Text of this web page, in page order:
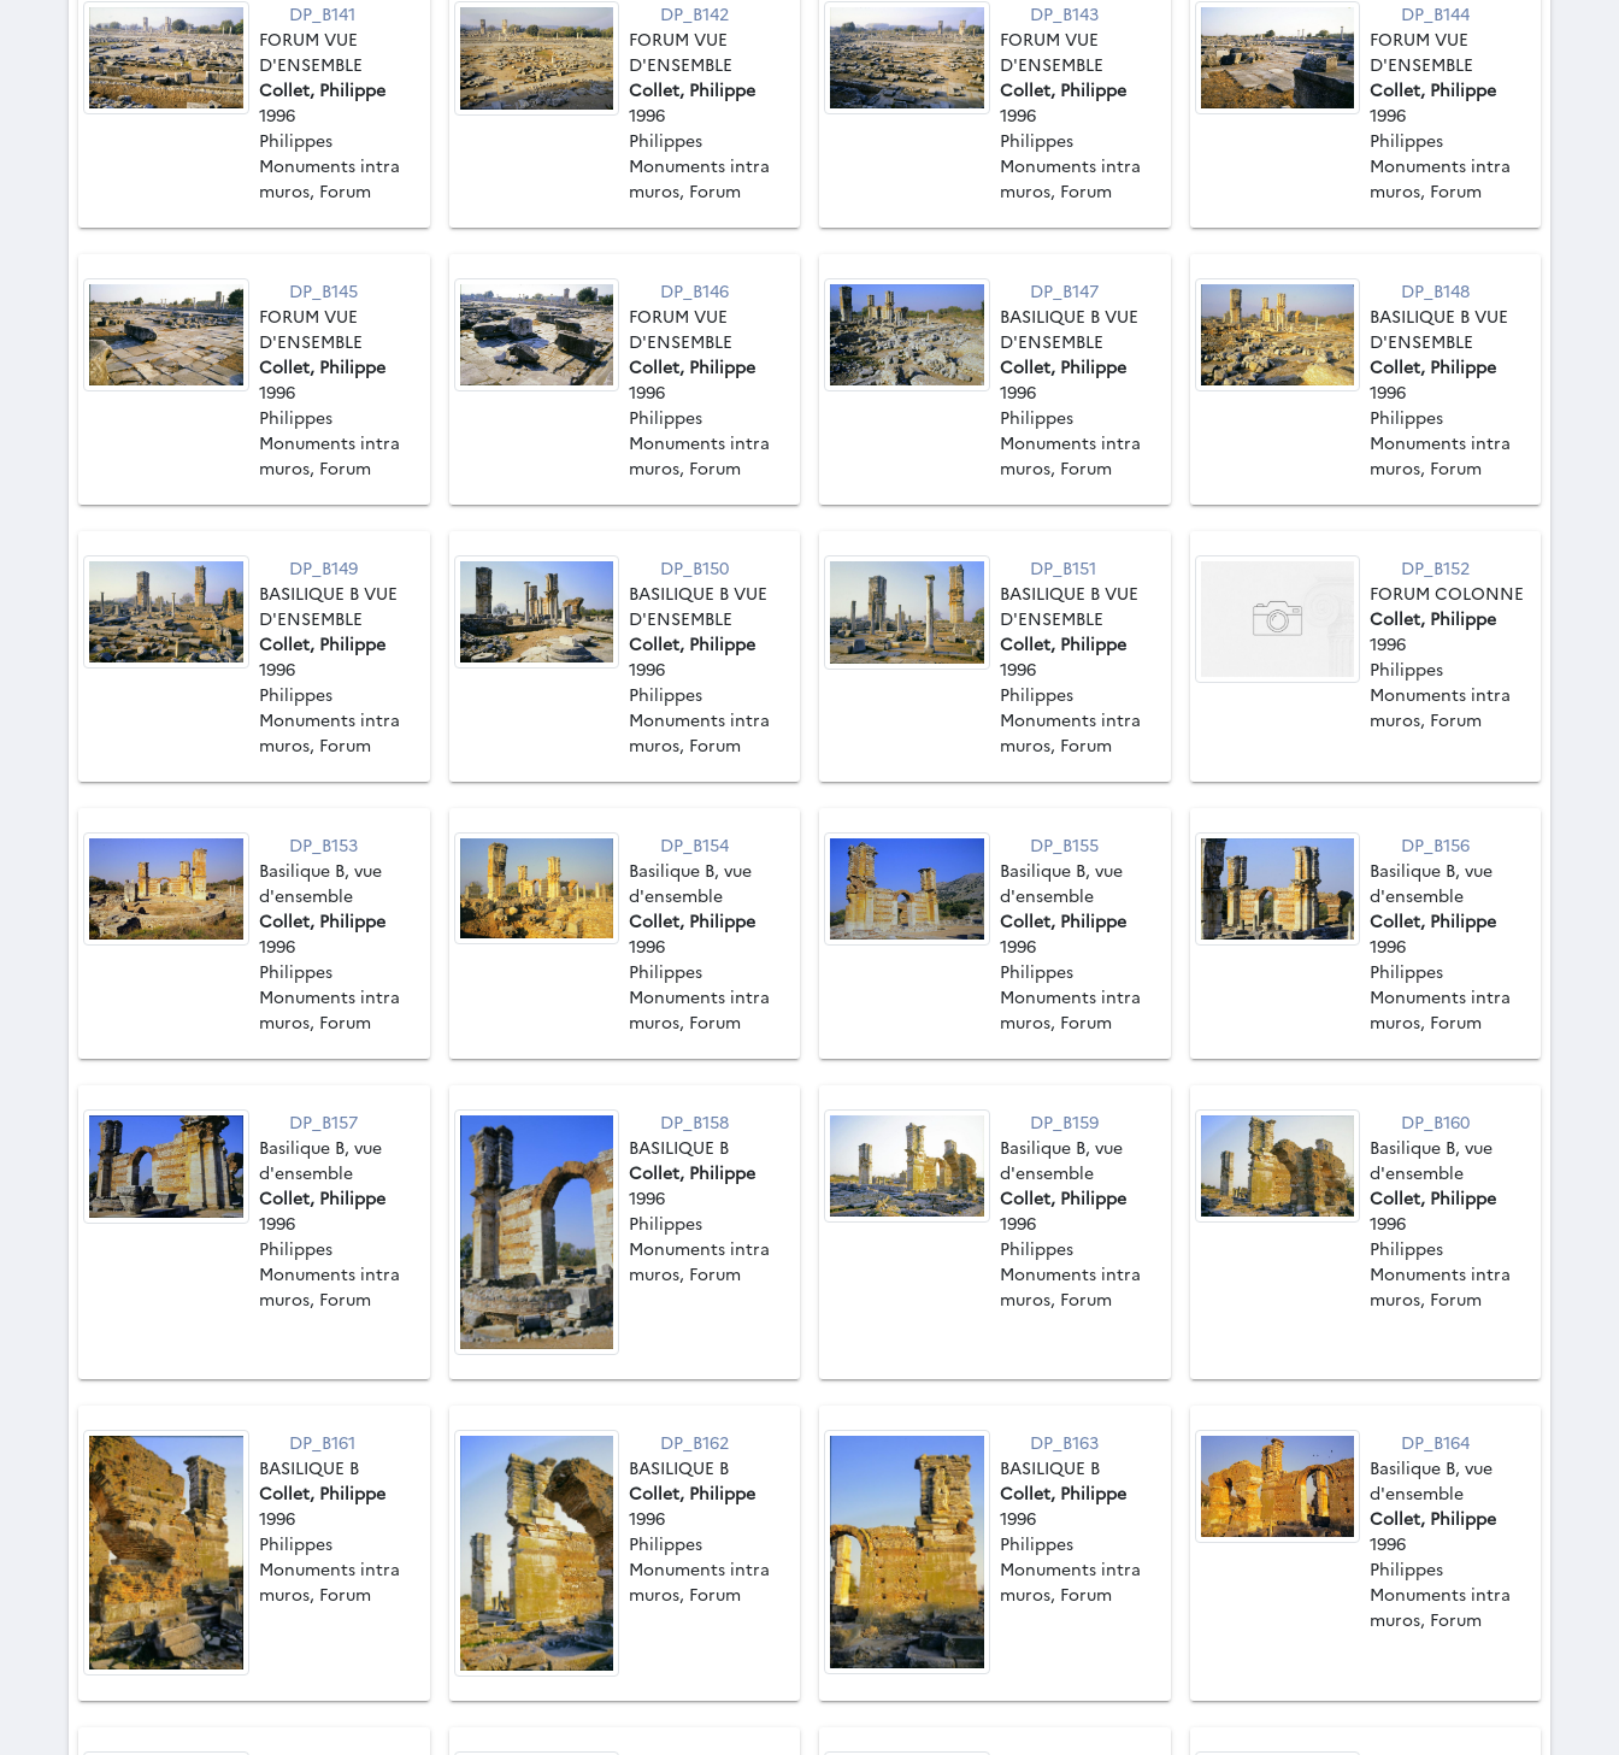
DP_B141
FORUM VUE
D'ENSEMBLE
Collet, Philippe
1996
Philippes
Monuments intra
muros, Forum
DP_B142
FORUM VUE
D'ENSEMBLE
Collet, Philippe
1996
Philippes
Monuments intra
muros, Forum
DP_B143
FORUM VUE
D'ENSEMBLE
Collet, Philippe
1996
Philippes
Monuments intra
muros, Forum
DP_B144
FORUM VUE
D'ENSEMBLE
Collet, Philippe
1996
Philippes
Monuments intra
muros, Forum
DP_B145
FORUM VUE
D'ENSEMBLE
Collet, Philippe
1996
Philippes
Monuments intra
muros, Forum
DP_B146
FORUM VUE
D'ENSEMBLE
Collet, Philippe
1996
Philippes
Monuments intra
muros, Forum
DP_B147
BASILIQUE B VUE
D'ENSEMBLE
Collet, Philippe
1996
Philippes
Monuments intra
muros, Forum
DP_B148
BASILIQUE B VUE
D'ENSEMBLE
Collet, Philippe
1996
Philippes
Monuments intra
muros, Forum
DP_B149
BASILIQUE B VUE
D'ENSEMBLE
Collet, Philippe
1996
Philippes
Monuments intra
muros, Forum
DP_B150
BASILIQUE B VUE
D'ENSEMBLE
Collet, Philippe
1996
Philippes
Monuments intra
muros, Forum
DP_B151
BASILIQUE B VUE
D'ENSEMBLE
Collet, Philippe
1996
Philippes
Monuments intra
muros, Forum
DP_B152
FORUM COLONNE
Collet, Philippe
1996
Philippes
Monuments intra
muros, Forum
DP_B153
Basilique B, vue
d'ensemble
Collet, Philippe
1996
Philippes
Monuments intra
muros, Forum
DP_B154
Basilique B, vue
d'ensemble
Collet, Philippe
1996
Philippes
Monuments intra
muros, Forum
DP_B155
Basilique B, vue
d'ensemble
Collet, Philippe
1996
Philippes
Monuments intra
muros, Forum
DP_B156
Basilique B, vue
d'ensemble
Collet, Philippe
1996
Philippes
Monuments intra
muros, Forum
DP_B157
Basilique B, vue
d'ensemble
Collet, Philippe
1996
Philippes
Monuments intra
muros, Forum
DP_B158
BASILIQUE B
Collet, Philippe
1996
Philippes
Monuments intra
muros, Forum
DP_B159
Basilique B, vue
d'ensemble
Collet, Philippe
1996
Philippes
Monuments intra
muros, Forum
DP_B160
Basilique B, vue
d'ensemble
Collet, Philippe
1996
Philippes
Monuments intra
muros, Forum
DP_B161
BASILIQUE B
Collet, Philippe
1996
Philippes
Monuments intra
muros, Forum
DP_B162
BASILIQUE B
Collet, Philippe
1996
Philippes
Monuments intra
muros, Forum
DP_B163
BASILIQUE B
Collet, Philippe
1996
Philippes
Monuments intra
muros, Forum
DP_B164
Basilique B, vue
d'ensemble
Collet, Philippe
1996
Philippes
Monuments intra
muros, Forum